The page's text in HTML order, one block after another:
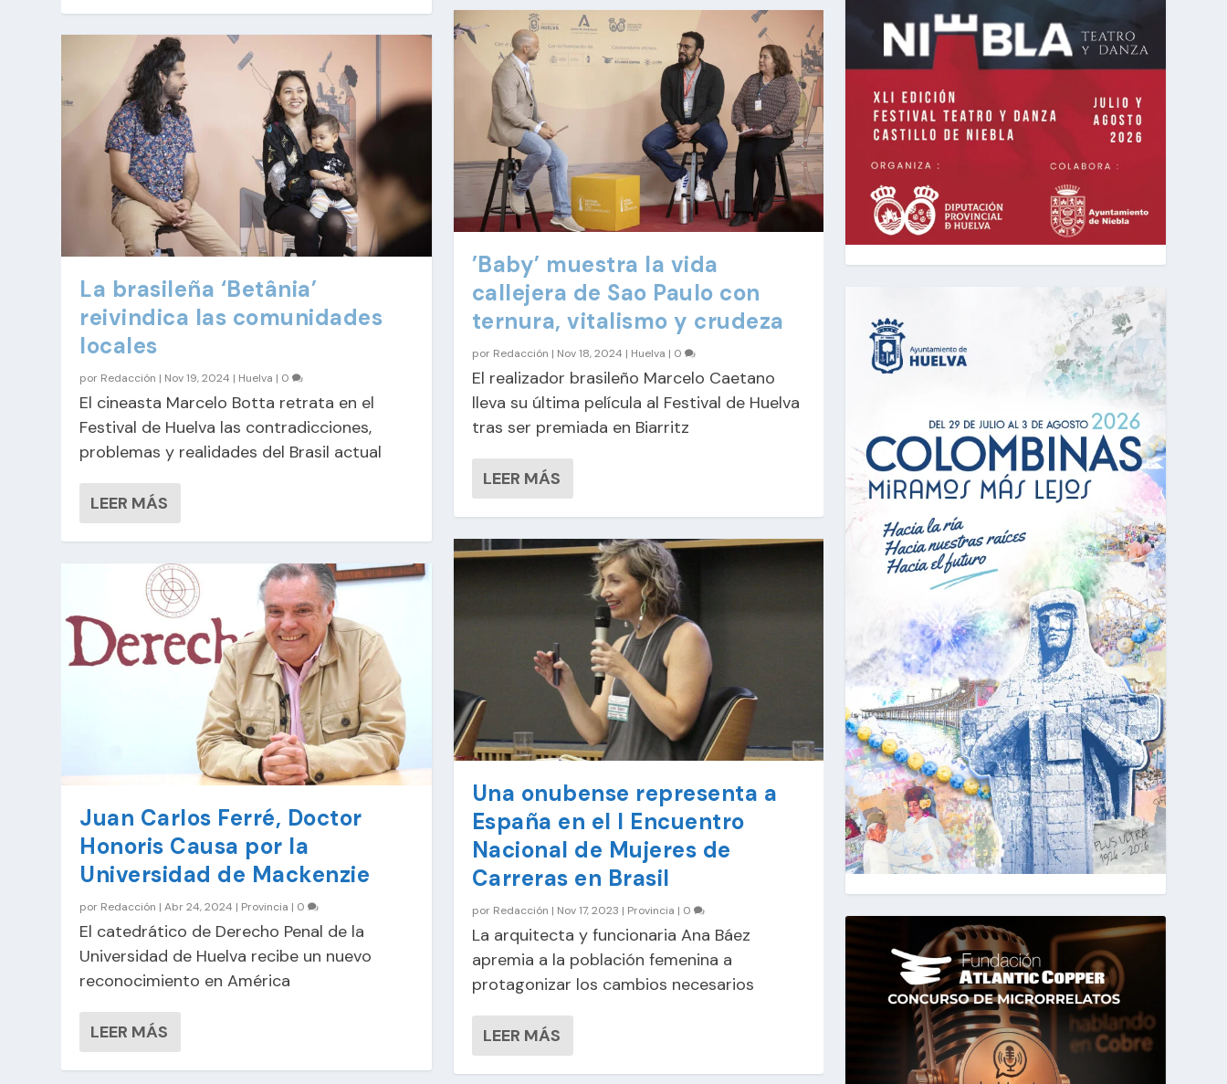
La brasileña ‘Betânia’
reivindica las comunidades
locales
por Redacción | Nov 19, 2024 | Huelva | 0
El cineasta Marcelo Botta retrata en el
Festival de Huelva las contradicciones,
problemas y realidades del Brasil actual
LEER MÁS
Juan Carlos Ferré, Doctor
Honoris Causa por la
Universidad de Mackenzie
por Redacción |Abr 24, 2024 | Provincia | 0
El catedrático de Derecho Penal de la
Universidad de Huelva recibe un nuevo
reconocimiento en América
LEER MÁS
’Baby’ muestra la vida
callejera de Sao Paulo con
ternura, vitalismo y crudeza
por Redacción | Nov 18, 2024 | Huelva | 0
El realizador brasileño Marcelo Caetano
lleva su última película al Festival de Huelva
tras ser premiada en Biarritz
LEER MÁS
Una onubense representa a
España en el I Encuentro
Nacional de Mujeres de
Carreras en Brasil
por Redacción | Nov 17, 2023 | Provincia | 0
La arquitecta y funcionaria Ana Báez
apremia a la población femenina a
protagonizar los cambios necesarios
LEER MÁS